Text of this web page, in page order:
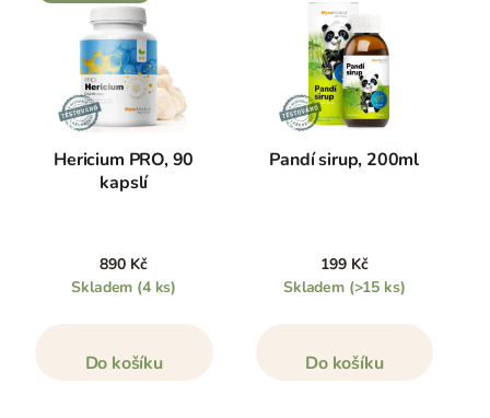
Hericium PRO, 90
kapslí
890 Kč
Skladem (4 ks)
Do košíku
Pandí sirup, 200ml
199 Kč
Skladem (>15 ks)
Do košíku